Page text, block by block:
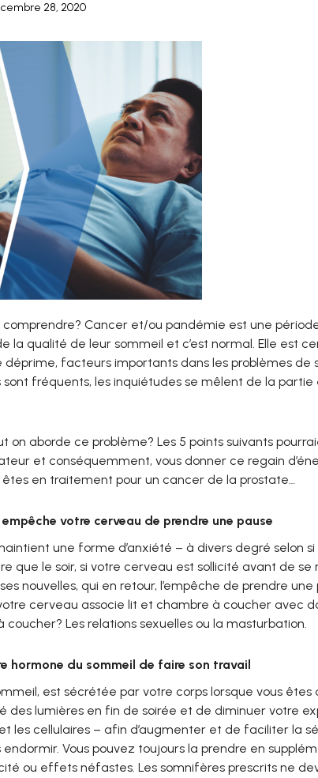
28, 2020
Cancer et/ou pandémie est une
la qualité de leur sommeil et c’est normal. Elle est
déprime, facteurs importants dans les problèmes de
sont fréquents, les inquiétudes se mêlent de la
on aborde ce problème? Les 5 points suivants
et conséquemment, vous donner ce regain
êtes en traitement pour un cancer de la prostate…
votre cerveau de prendre une pause
une forme d’anxiété – à divers degré selon
que le soir, si votre cerveau est sollicité avant de
nouvelles, qui en retour, l’empêche de prendre
cerveau associe lit et chambre à coucher avec
Les relations sexuelles ou la masturbation.
hormone du sommeil de faire son travail
est sécrétée par votre corps lorsque vous êtes
des lumières en fin de soirée et de diminuer votre
les cellulaires – afin d’augmenter et de faciliter la
Vous pouvez toujours la prendre en
ou effets néfastes. Les somnifères prescrits ne